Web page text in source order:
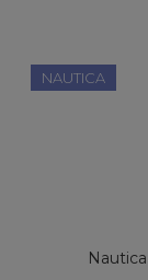
NAUTICA